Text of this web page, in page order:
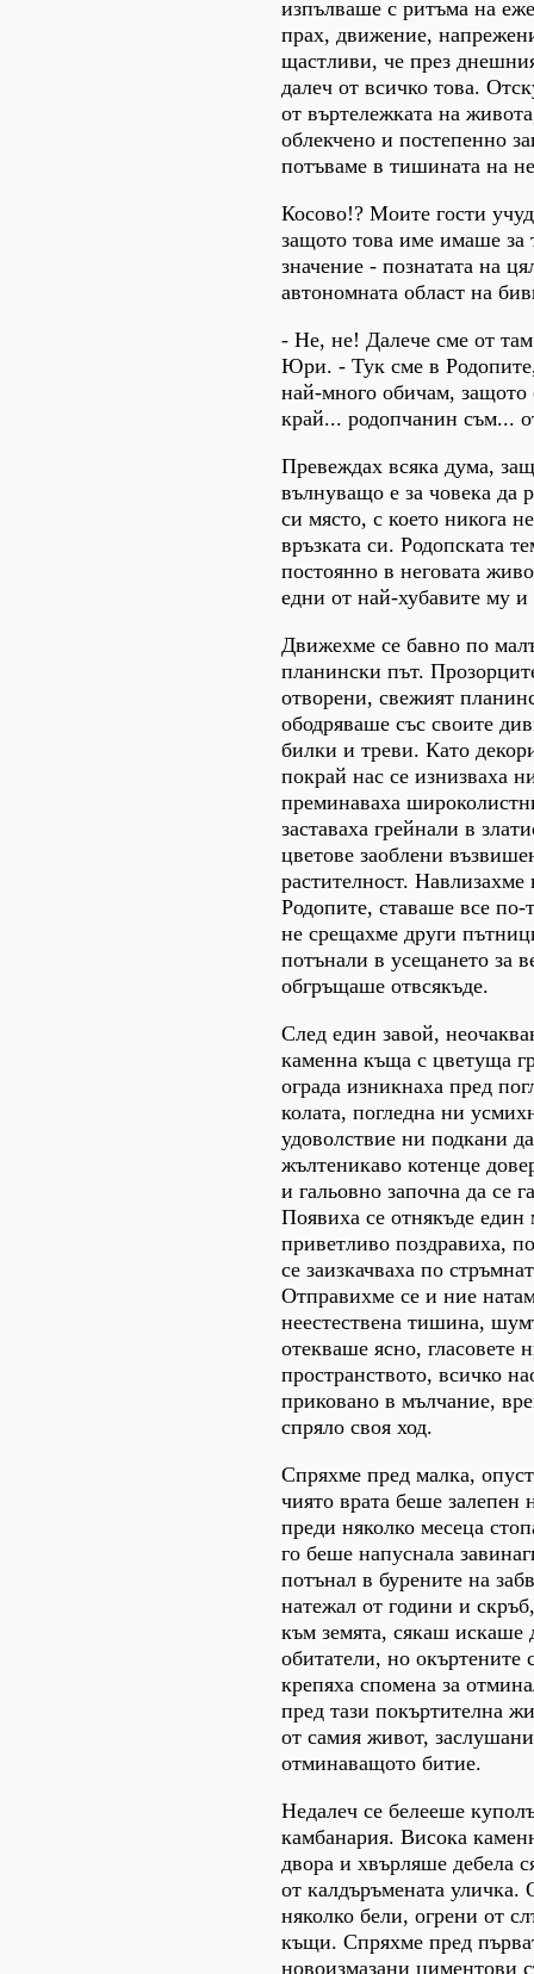
изпълваше с ритъма на
прах, движение,
щастливи, че през
далеч от всичко това.
от въртележката на
облекчено и постепенно
потъваме в тишината на
Косово!? Моите гости
защото това име имаше за
значение - познатата на
автономната област на
- Не, не! Далече сме от
Юри. - Тук сме в
най-много обичам, защото
край... родопчанин съм...
Превеждах всяка дума,
вълнуващо е за човека да
си място, с което никога
връзката си. Родопската
постоянно в неговата
едни от най-хубавите му
Движехме се бавно по
планински път.
отворени, свежият
ободряваше със своите
билки и треви. Като
покрай нас се изнизваха
преминаваха
заставаха грейнали в
цветове заоблени
растителност. Навлизахме
Родопите, ставаше все по-
не срещахме други
потънали в усещането за
обгръщаше отвсякъде.
След един завой,
каменна къща с цветуща
ограда изникнаха пред
колата, погледна ни
удоволствие ни подкани
жълтеникаво котенце
и гальовно започна да се
Появиха се отнякъде
приветливо поздравиха,
се заизкачваха по
Отправихме се и ние
неестествена тишина,
отекваше ясно, гласовете
пространството, всичко
приковано в мълчание,
спряло своя ход.
Спряхме пред малка,
чиято врата беше залепен
преди няколко месеца
го беше напуснала
потънал в бурените на
натежал от години и
към земята, сякаш искаше
обитатели, но окъртените
крепяха спомена за
пред тази покъртителна
от самия живот,
отминаващото битие.
Недалеч се белееше
камбанария. Висока
двора и хвърляше дебела
от калдъръмената уличка.
няколко бели, огрени от
къщи. Спряхме пред
новоизмазани циментови